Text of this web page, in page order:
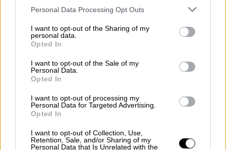
Please note that this website/app uses one or more Google
not limited to your visit or usage behaviour. You may click to
grant or deny consent to Google and its third-party tags to
use your data for below specified purposes in below Google
consent section.
Personal Data Processing Opt Outs
I want to opt-out of the Sharing of my
personal data.
Opted In
I want to opt-out of the Sale of my
Personal Data.
Opted In
I want to opt-out of processing my
Personal Data for Targeted Advertising.
Opted In
I want to opt-out of Collection, Use,
Retention, Sale, and/or Sharing of my
Personal Data that Is Unrelated with the
της ΚΟΕΣ στα μέσα της εβδομάδας, ενώ
αντίστοιχου τύπου διαμαρτυρία έκανε και η
Θεοδώρα Τζάκρη επιτιθέμενη στα στελέχη
του ΣΥΡΙΖΑ.
Κασσελάκησυζητείται, σύμφωνα με
πληροφορίες, να γίνει μια ακόμα
«εντυπωσιακή» κίνηση. Συνεργάτες του
πρώην προέδρου εισηγούνται να υπάρξουν